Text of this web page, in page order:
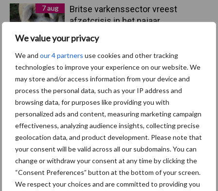
We value your privacy
We and our 4 partners use cookies and other tracking
technologies to improve your experience on our website. We
may store and/or access information from your device and
process the personal data, such as your IP address and
browsing data, for purposes like providing you with
personalized ads and content, measuring marketing campaign
effectiveness, analyzing audience insights, collecting precise
geolocation data, and product development. Please note that
your consent will be valid across all our subdomains. You can
change or withdraw your consent at any time by clicking the
“Consent Preferences” button at the bottom of your screen.
We respect your choices and are committed to providing you
7 aug
Britse varkenssector vreest
afzetcrisis in het najaar
7 aug
Hittestress: wat gebeurt er en hoe
kunnen we het voorkomen?
5 aug
“Vraag naar praktische
hygieneoplossingen is in Polen
groter dan ooit”
5 aug
Eliminatieprotocol voor
Mycoplasma hyopneumoniae